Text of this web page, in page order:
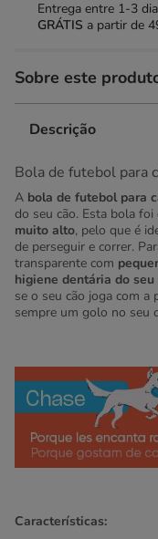
Entrega entre 1-3
GRÁTIS a partir de
Sobre este
Descrição
Bola de futebol para
A bola de futebol para
do seu cão. Esta bola foi
muito alto, pelo que é
de perseguir e correr.
transparente com
higiene dentária do
se o seu cão joga com a
sempre um golo no seu
Características: